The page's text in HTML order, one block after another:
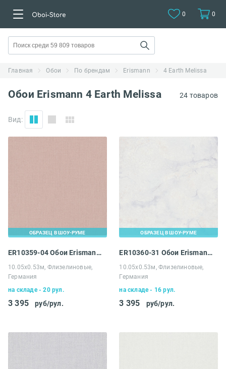
0 0
Главная Обои По брендам Erismann 4 Earth Melissa
Обои Erismann 4 Earth Melissa 24 товаров
Вид:
ОБРАЗЕЦ В ШОУ-РУМЕ
ER10359-04 Обои Erismann 4 Earth Melissa
10.05х0.53м, Флизелиновые,
Германия
на складе - 20 рул.
3 395 руб/рул.
ОБРАЗЕЦ В ШОУ-РУМЕ
ER10360-31 Обои Erismann 4 Earth Melissa
10.05х0.53м, Флизелиновые,
Германия
на складе - 16 рул.
3 395 руб/рул.